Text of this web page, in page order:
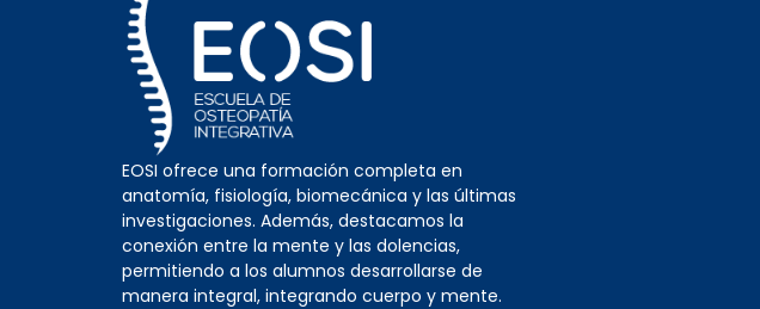
EOSI ofrece una formación completa en
anatomía, fisiología, biomecánica y las últimas
investigaciones. Además, destacamos la
conexión entre la mente y las dolencias,
permitiendo a los alumnos desarrollarse de
manera integral, integrando cuerpo y mente.